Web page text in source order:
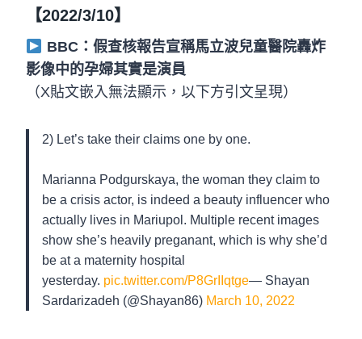
【2022/3/10】
BBC：假查核報告宣稱馬立波兒童醫院轟炸
影像中的孕婦其實是演員
（X貼文嵌入無法顯示，以下方引文呈現）
2) Let’s take their claims one by one.
Marianna Podgurskaya, the woman they claim to
be a crisis actor, is indeed a beauty influencer who
actually lives in Mariupol. Multiple recent images
show she’s heavily preganant, which is why she’d
be at a maternity hospital
yesterday. pic.twitter.com/P8GrIIqtge— Shayan
Sardarizadeh (@Shayan86) March 10, 2022